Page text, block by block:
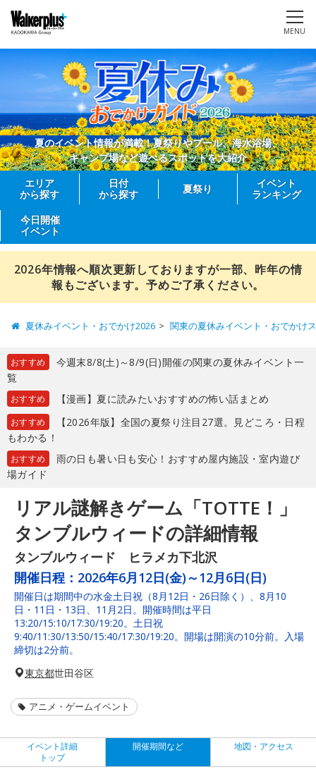
MENU
夏のイベント情報が満載！夏祭りやプール、海水浴場、
キャンプ場など遊べるスポットを大紹介
エリア
から探す
日付
から探す
夏祭り
イベント
ランキング
今日開催
イベント
2026年情報へ順次更新しておりますが一部、昨年の情
報もございます。予めご了承ください。
夏休みイベント・おでかけ2026 関東の夏休みイベント・おでかけ
おすすめ
今週末8/8(土)～8/9(日)開催の関東の夏休みイベント一
覧
おすすめ 【漫画】夏に読みたいおすすめの怖い話まとめ
おすすめ
【2026年版】全国の夏祭り注目27選。見どころ・日程
もわかる！
おすすめ
雨の日も暑い日も安心！おすすめ屋内施設・室内遊び
場ガイド
リアル謎解きゲーム「TOTTE！」
タンブルウィードの詳細情報
タンブルウィード ヒラメカ下北沢
開催日程： 2026年6月12日(金)～12月6日(日)
開催日は期間中の水金土日祝（8月12日・26日除く）、8月10
日・11日・13日、11月2日。開催時間は平日
13:20/15:10/17:30/19:20。土日祝
9:40/11:30/13:50/15:40/17:30/19:20。開場は開演の10分前。入場
締切は2分前。
東京都世田谷区
アニメ・ゲームイベント
イベント詳細
トップ
開催期間など 地図・アクセス